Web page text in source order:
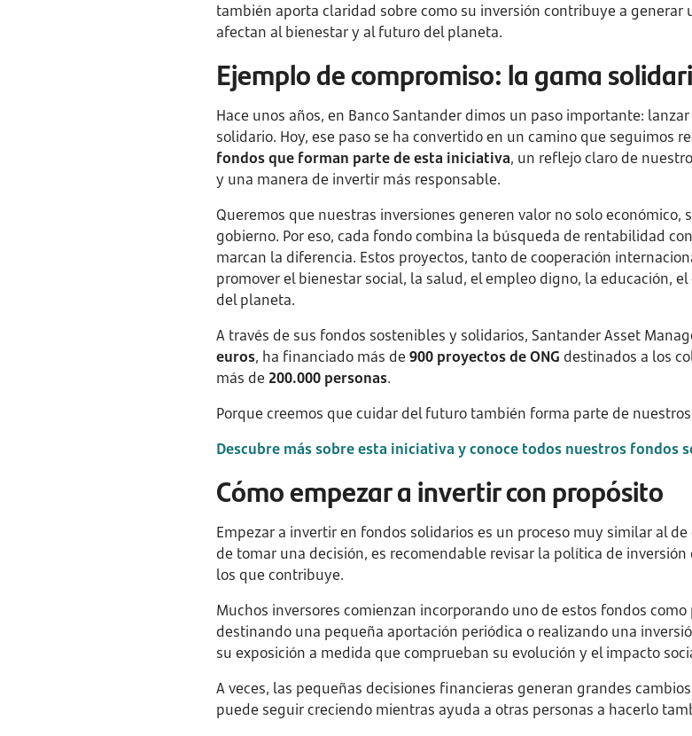
también aporta claridad sobre como su inversión contribuye a generar
afectan al bienestar y al futuro del planeta.
Ejemplo de compromiso: la gama
Hace unos años, en Banco Santander dimos un paso importante:
solidario. Hoy, ese paso se ha convertido en un camino que seguimos
fondos que forman parte de esta iniciativa, un reflejo claro de
y una manera de invertir más responsable.
Queremos que nuestras inversiones generen valor no solo
gobierno. Por eso, cada fondo combina la búsqueda de rentabilidad
marcan la diferencia. Estos proyectos, tanto de cooperación
promover el bienestar social, la salud, el empleo digno, la educación,
del planeta.
A través de sus fondos sostenibles y solidarios, Santander Asset
euros, ha financiado más de 900 proyectos de ONG destinados a los
más de 200.000 personas.
Porque creemos que cuidar del futuro también forma parte de
Descubre más sobre esta iniciativa y conoce todos nuestros fondos
Cómo empezar a invertir con propósito
Empezar a invertir en fondos solidarios es un proceso muy similar al
de tomar una decisión, es recomendable revisar la política de
los que contribuye.
Muchos inversores comienzan incorporando uno de estos fondos
destinando una pequeña aportación periódica o realizando una
su exposición a medida que comprueban su evolución y el impacto
A veces, las pequeñas decisiones financieras generan grandes
puede seguir creciendo mientras ayuda a otras personas a hacerlo